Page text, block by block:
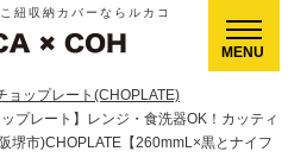
紐収納カバーならルカコ
ョップレート(CHOPLATE)
プレート】レンジ・食洗器OK！カッティ
堺市)CHOPLATE【260mmL×黒とナイフ